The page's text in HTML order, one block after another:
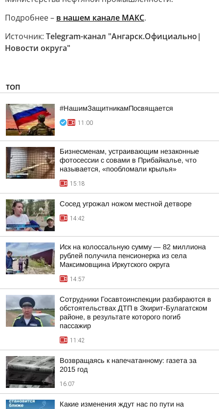
Подробнее – в нашем канале МАКС.
Источник: Telegram-канал "Ангарск.Официально|
Новости округа"
ТОП
#НашимЗащитникамПосвящается
11:00
Бизнесменам, устраивающим незаконные
фотосессии с совами в Прибайкалье, что
называется, «пообломали крылья»
15:18
Сосед угрожал ножом местной детворе
14:42
Иск на колоссальную сумму — 82 миллиона
рублей получила пенсионерка из села
Максимовщина Иркутского округа
14:57
Сотрудники Госавтоинспекции разбираются в
обстоятельствах ДТП в Эхирит-Булагатском
районе, в результате которого погиб
пассажир
11:42
Возвращаясь к напечатанному: газета за
2015 год
16:07
Какие изменения ждут нас по пути на